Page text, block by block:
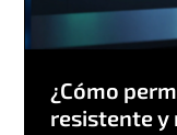
¿Cómo
resistente y